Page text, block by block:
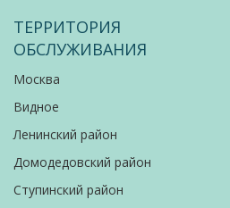
ТЕРРИТОРИЯ
ОБСЛУЖИВАНИЯ
Москва
Видное
Ленинский район
Домодедовский район
Ступинский район